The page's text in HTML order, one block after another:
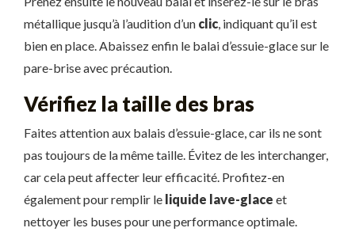
métallique jusqu’à l’audition d’un clic , indiquant qu’il est
bien en place. Abaissez enfin le balai d’essuie-glace sur le
pare-brise avec précaution.
Vérifiez la taille des bras
Faites attention aux balais d’essuie-glace, car ils ne sont
pas toujours de la même taille. Évitez de les interchanger,
car cela peut affecter leur efficacité. Profitez-en
également pour remplir le liquide lave-glace et
nettoyer les buses pour une performance optimale.